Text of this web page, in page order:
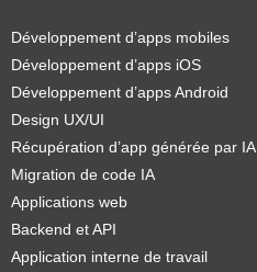
Développement d’apps mobiles
Développement d’apps iOS
Développement d’apps Android
Design UX/UI
Récupération d’app générée par IA
Migration de code IA
Applications web
Backend et API
Application interne de travail